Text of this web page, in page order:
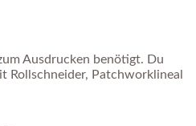
Ausdrucken benötigt. Du
Rollschneider, Patchworklineal